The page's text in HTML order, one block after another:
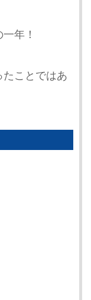
年！
たことではあ